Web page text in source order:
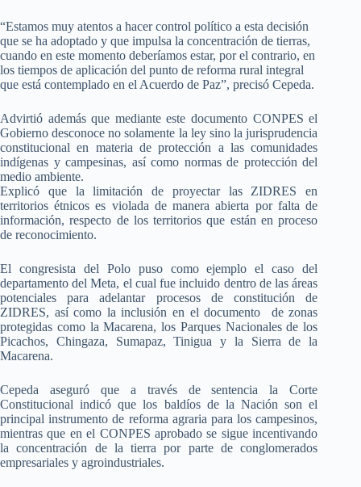
“Estamos muy atentos a hacer control político a esta decisión
que se ha adoptado y que impulsa la concentración de tierras,
cuando en este momento deberíamos estar, por el contrario, en
los tiempos de aplicación del punto de reforma rural integral
que está contemplado en el Acuerdo de Paz”, precisó Cepeda.
Advirtió además que mediante este documento CONPES el
Gobierno desconoce no solamente la ley sino la jurisprudencia
constitucional en materia de protección a las comunidades
indígenas y campesinas, así como normas de protección del
medio ambiente.
Explicó que la limitación de proyectar las ZIDRES en
territorios étnicos es violada de manera abierta por falta de
información, respecto de los territorios que están en proceso
de reconocimiento.
El congresista del Polo puso como ejemplo el caso del
departamento del Meta, el cual fue incluido dentro de las áreas
potenciales para adelantar procesos de constitución de
ZIDRES, así como la inclusión en el documento de zonas
protegidas como la Macarena, los Parques Nacionales de los
Picachos, Chingaza, Sumapaz, Tinigua y la Sierra de la
Macarena.
Cepeda aseguró que a través de sentencia la Corte
Constitucional indicó que los baldíos de la Nación son el
principal instrumento de reforma agraria para los campesinos,
mientras que en el CONPES aprobado se sigue incentivando
la concentración de la tierra por parte de conglomerados
empresariales y agroindustriales.